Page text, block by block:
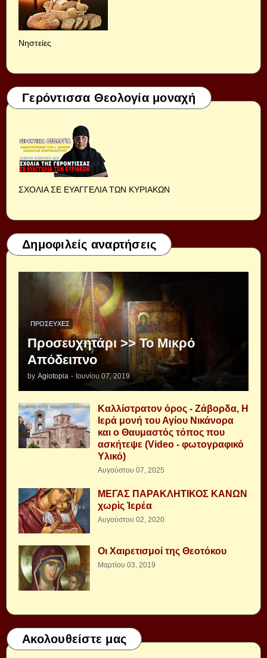
Νηστείες
Γερόντισσα Θεολογία μοναχή
ΣΧΟΛΙΑ ΣΕ ΕΥΑΓΓΕΛΙΑ ΤΩΝ ΚΥΡΙΑΚΩΝ
Δημοφιλείς αναρτήσεις
ΠΡΟΣΕΥΧΈΣ
Προσευχητάρι >> Το Μικρό
Απόδειπνο
by Agiotopia - Ιουνίου 07, 2019
Καλλίστρατον όρος - Ζάβορδα, Η
Ιερά μονή του Αγίου Νικάνορα
και ο Θαυμαστός τόπος που
ασκήτεψε (Video - φωτογραφικό
Υλικό)
Αυγούστου 07, 2025
ΜΕΓΑΣ ΠΑΡΑΚΛΗΤΙΚΟΣ ΚΑΝΩΝ
χωρὶς Ἱερέα
Αυγούστου 02, 2020
Οι Χαιρετισμοί της Θεοτόκου
Μαρτίου 03, 2019
Ακολουθείστε μας